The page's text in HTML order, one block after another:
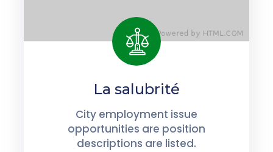
La salubrité
City employment issue
opportunities are position
descriptions are listed.